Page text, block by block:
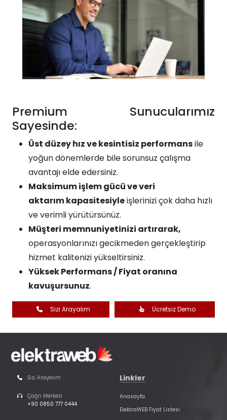
Premium Sunucularımız
Sayesinde:​​
Üst düzey hız ve kesintisiz performansile
yoğun dönemlerde bile sorunsuz çalışma
avantajı elde edersiniz.
Maksimum işlem gücü ve veri
aktarım kapasitesiyleişlerinizi çok daha hızlı
ve verimli yürütürsünüz.
Müşteri memnuniyetinizi artırarak,
operasyonlarınızı gecikmeden gerçekleştirip
hizmet kalitenizi yükseltirsiniz.
Yüksek Performans / Fiyat oranına
kavuşursunuz.
Sizi Arayalım Ücretsiz Demo
Sizi Arayalım
Çağrı Merkezi
+90 0850 777 0444
Linkler
Anasayfa
ElektraWEB Fiyat Listesi